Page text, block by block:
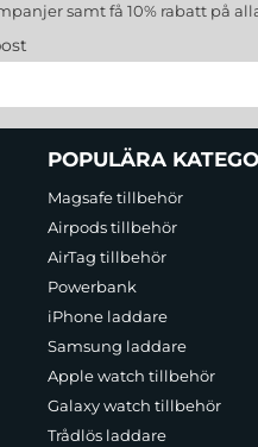
samt få 10% rabatt på
POPULÄRA
Magsafe tillbehör
Airpods tillbehör
AirTag tillbehör
Powerbank
iPhone laddare
Samsung laddare
Apple watch tillbehör
Galaxy watch tillbehör
Trådlös laddare